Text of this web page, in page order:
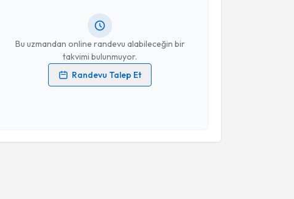
Bu uzmandan online randevu alabileceğin bir
takvimi bulunmuyor.
Randevu Talep Et
Kişisel verilerimin işlenmesine ilişkinAydınlatma Metni